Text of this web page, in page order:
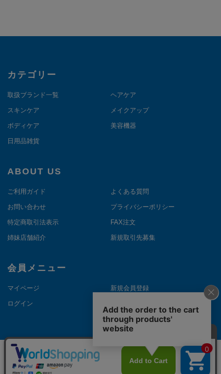
カテゴリー
取扱ブランド一覧 ヘアケア
スキンケア メイクアップ
ボディケア 美容機器
日用品雑貨
ABOUT US
ご利用ガイド よくある質問
お問い合わせ プライバシーポリシー
特定商取引法表示 FAX注文
姉妹店舗紹介 新規取引先募集
会員メニュー
マイページ 新規会員登録
ログイン